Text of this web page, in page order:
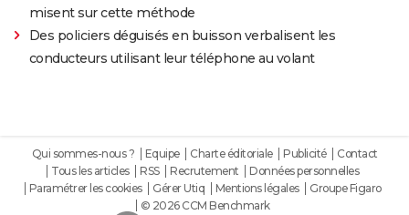
misent sur cette méthode
Des policiers déguisés en buisson verbalisent les
conducteurs utilisant leur téléphone au volant
Qui sommes-nous ? Equipe Charte éditoriale Publicité
Contact
Tous les articles
RSS Recrutement
Données personnelles
Paramétrer les cookies
Gérer Utiq Mentions légales
Groupe Figaro
© 2026 CCM Benchmark